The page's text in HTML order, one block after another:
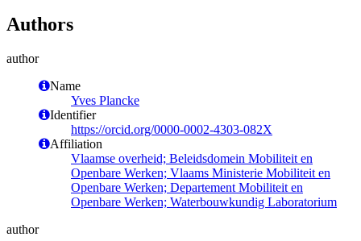
Authors
author
Name
Yves Plancke
Identifier
https://orcid.org/0000-0002-4303-082X
Affiliation
Vlaamse overheid; Beleidsdomein Mobiliteit en
Openbare Werken; Vlaams Ministerie Mobiliteit en
Openbare Werken; Departement Mobiliteit en
Openbare Werken; Waterbouwkundig Laboratorium
author